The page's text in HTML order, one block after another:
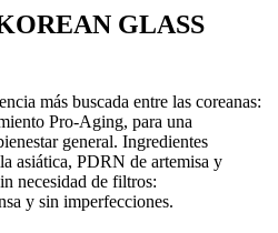
GLASS
más buscada entre las coreanas:
Pro-Aging, para una
general. Ingredientes
asiática, PDRN de artemisa y
necesidad de filtros:
y sin imperfecciones.